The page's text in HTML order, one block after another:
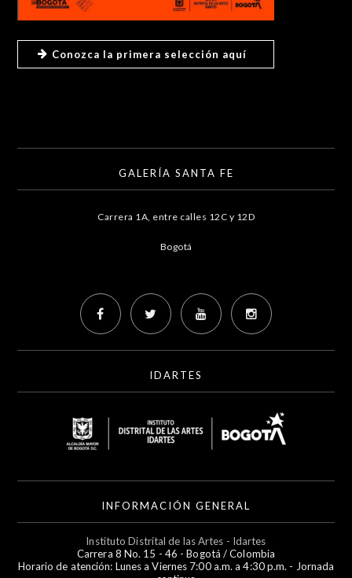
Conozca la primera selección aquí
GALERÍA SANTA FE
Carrera 1A, entre calles 12C y 12D
Bogotá
IDARTES
INFORMACIÓN GENERAL
Instituto Distrital de las Artes - Idartes
Carrera 8 No. 15 - 46 - Bogotá / Colombia
Horario de atención: Lunes a Viernes 7:00 a.m. a 4:30 p.m. - Jornada